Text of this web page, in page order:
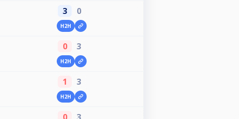
3 0
H2H
0 3
H2H
1 3
H2H